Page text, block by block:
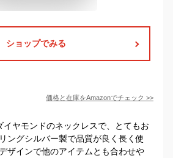
ショップでみる
価格と在庫をAmazonでチェック >>
ヤモンドのネックレスで、とてもお
ングシルバー製で品質が良く長く使
ザインで他のアイテムとも合わせや